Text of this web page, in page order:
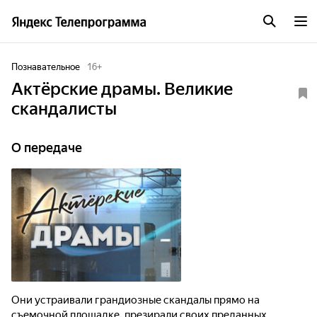
Познавательное 16+
Актёрские драмы. Великие
скандалисты
О передаче
Они устраивали грандиозные скандалы прямо на